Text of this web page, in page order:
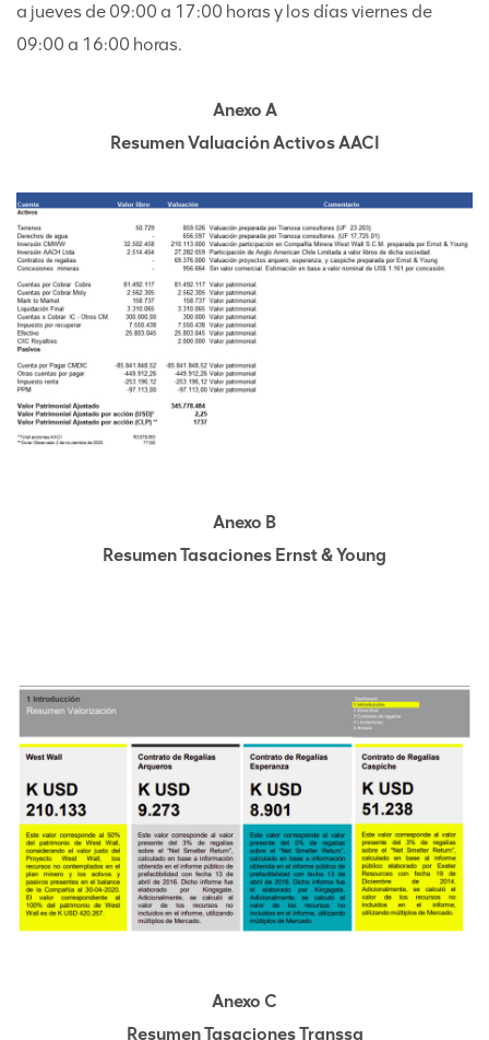
a jueves de 09:00 a 17:00 horas y los días viernes de
09:00 a 16:00 horas.
Anexo A
Resumen Valuación Activos AACI
Anexo B
Resumen Tasaciones Ernst & Young
Anexo C
Resumen Tasaciones Transsa